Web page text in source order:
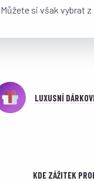
si však vybrat z
LUXUSNÍ
KDE ZÁŽITEK